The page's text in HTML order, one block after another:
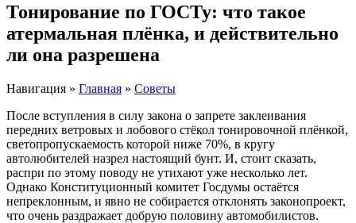
Тонирование по ГОСТу: что такое
атермальная плёнка, и действительно
ли она разрешена
Навигация » Главная » Советы
После вступления в силу закона о запрете заклеивания
передних ветровых и лобового стёкол тонировочной плёнкой,
светопропускаемость которой ниже 70%, в кругу
автолюбителей назрел настоящий бунт. И, стоит сказать,
распри по этому поводу не утихают уже несколько лет.
Однако Конституционный комитет Госдумы остаётся
непреклонным, и явно не собирается отклонять законопроект,
что очень раздражает добрую половину автомобилистов.